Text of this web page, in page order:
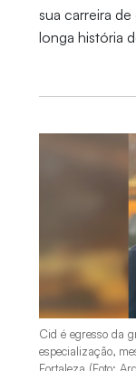
sua carreira
longa história
Cid é egresso da
especialização,